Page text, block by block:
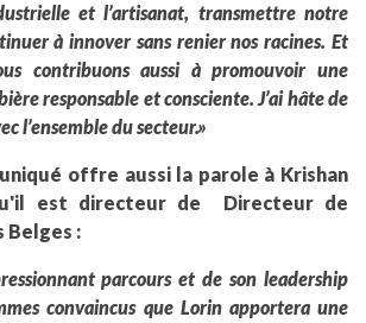
et l’artisanat, transmettre notre
à innover sans renier nos racines. Et
contribuons aussi à promouvoir une
responsable et consciente. J’ai hâte de
l’ensemble du secteur.»
offre aussi la parole à Krishan
est directeur de Directeur de
Belges :
parcours et de son leadership
convaincus que Lorin apportera une